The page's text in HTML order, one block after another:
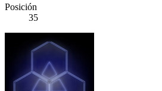
Posición
35